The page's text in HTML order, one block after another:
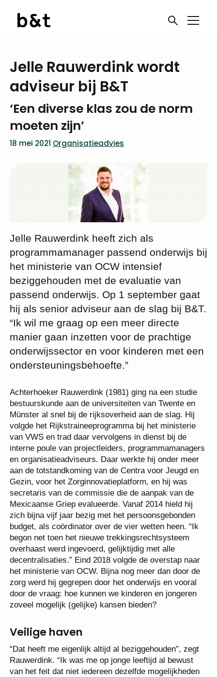
Jelle Rauwerdink wordt
adviseur bij B&T
‘Een diverse klas zou de norm
moeten zijn’
18 mei 2021 Organisatieadvies
Jelle Rauwerdink heeft zich als
programmamanager passend onderwijs bij
het ministerie van OCW intensief
beziggehouden met de evaluatie van
passend onderwijs. Op 1 september gaat
hij als senior adviseur aan de slag bij B&T.
“Ik wil me graag op een meer directe
manier gaan inzetten voor de prachtige
onderwijssector en voor kinderen met een
ondersteuningsbehoefte.”
Achterhoeker Rauwerdink (1981) ging na een studie
bestuurskunde aan de universiteiten van Twente en
Münster al snel bij de rijksoverheid aan de slag. Hij
volgde het Rijkstraineeprogramma bij het ministerie
van VWS en trad daar vervolgens in dienst bij de
interne poule van projectleiders, programmamanagers
en organisatieadviseurs. Daar werkte hij onder meer
aan de totstandkoming van de Centra voor Jeugd en
Gezin, voor het Zorginnovatieplatform, en hij was
secretaris van de commissie die de aanpak van de
Mexicaanse Griep evalueerde. Vanaf 2014 hield hij
zich bijna vijf jaar bezig met het persoonsgebonden
budget, als coördinator over de vier wetten heen. “Ik
begon net toen het nieuwe trekkingsrechtsysteem
overhaast werd ingevoerd, gelijktijdig met alle
decentralisaties.” Eind 2018 volgde de overstap naar
het ministerie van OCW. Bijna nog meer dan door de
zorg werd hij gegrepen door het onderwijs en vooral
door de vraag: hoe kunnen we kinderen en jongeren
zoveel mogelijk (gelijke) kansen bieden?
Veilige haven
“Dat heeft me eigenlijk altijd al beziggehouden”, zegt
Rauwerdink. “Ik was me op jonge leeftijd al bewust
van het feit dat niet iedereen dezelfde mogelijkheden